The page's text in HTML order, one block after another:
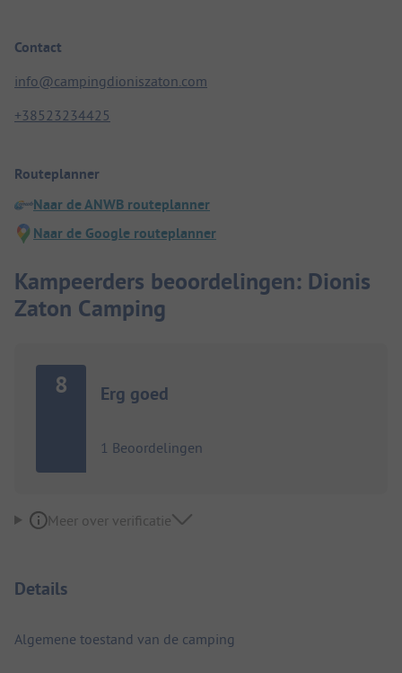
Contact
info@campingdioniszaton.com
+38523234425
Routeplanner
Naar de ANWB routeplanner
Naar de Google routeplanner
Kampeerders beoordelingen: Dionis
Zaton Camping
8 Erg goed
1 Beoordelingen
Meer over verificatie
Details
Algemene toestand van de camping